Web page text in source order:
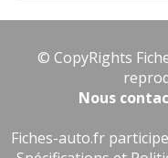
© CopyRights
Nous
Fiches-auto.fr